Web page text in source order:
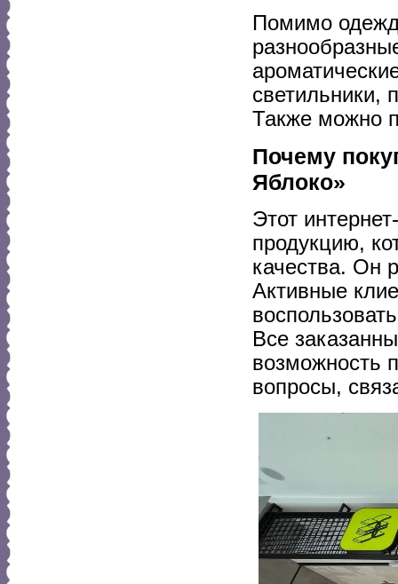
Помимо
светильники,
Также можно
Почему
Яблоко»
Этот
продукцию,
качества. Он
Активные
Все
возможность
вопросы,